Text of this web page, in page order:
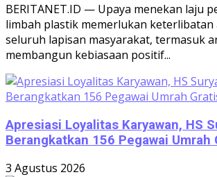
BERITANET.ID — Upaya menekan laju
limbah plastik memerlukan
seluruh lapisan masyarakat, termasuk
membangun kebiasaan positif...
Apresiasi Loyalitas Karyawan, HS
Berangkatkan 156 Pegawai Umrah
3 Agustus 2026